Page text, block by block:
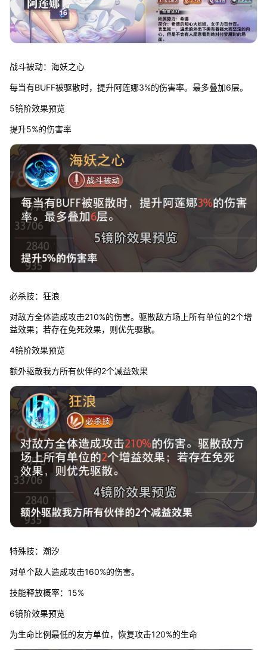
战斗被动：海妖之心
每当有BUFF被驱散时，提升阿莲娜3%的伤害率。最多叠加6层。
5镜阶效果预览
提升5%的伤害率
必杀技：狂浪
对敌方全体造成攻击210%的伤害。驱散敌方场上所有单位的2个增
益效果；若存在免死效果，则优先驱散。
4镜阶效果预览
额外驱散我方所有伙伴的2个减益效果
特殊技：潮汐
对单个敌人造成攻击160%的伤害。
技能释放概率：15%
6镜阶效果预览
为生命比例最低的友方单位，恢复攻击120%的生命